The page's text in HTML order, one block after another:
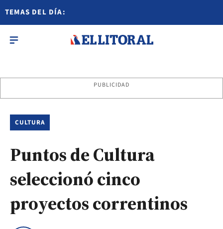
TEMAS DEL DÍA:
PUBLICIDAD
CULTURA
Puntos de Cultura
seleccionó cinco
proyectos correntinos